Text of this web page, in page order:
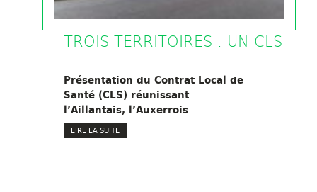
TROIS TERRITOIRES : UN CLS
Présentation du Contrat Local de
Santé (CLS) réunissant
l’Aillantais, l’Auxerrois
LIRE LA SUITE